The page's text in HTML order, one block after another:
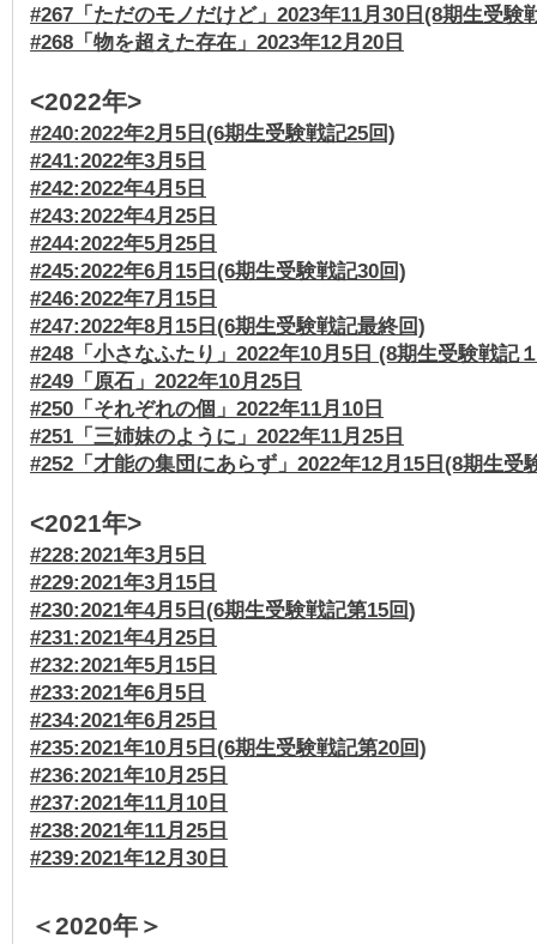
#267「ただのモノだけど」2023年11月30日(8期生受験
#268「物を超えた存在」2023年12月20日
<2022年>
#240:2022年2月5日(6期生受験戦記25回)
#241:2022年3月5日
#242:2022年4月5日
#243:2022年4月25日
#244:2022年5月25日
#245:2022年6月15日(6期生受験戦記30回)
#246:2022年7月15日
#247:2022年8月15日(6期生受験戦記最終回)
#248「小さなふたり」2022年10月5日 (8期生受験戦記
#249「原石」2022年10月25日
#250「それぞれの個」2022年11月10日
#251「三姉妹のように」2022年11月25日
#252「才能の集団にあらず」2022年12月15日(8期生受
<2021年>
#228:2021年3月5日
#229:2021年3月15日
#230:2021年4月5日(6期生受験戦記第15回)
#231:2021年4月25日
#232:2021年5月15日
#233:2021年6月5日
#234:2021年6月25日
#235:2021年10月5日(6期生受験戦記第20回)
#236:2021年10月25日
#237:2021年11月10日
#238:2021年11月25日
#239:2021年12月30日
＜2020年＞